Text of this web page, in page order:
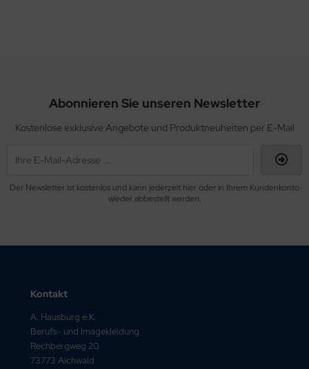
Abonnieren Sie unseren Newsletter
Kostenlose exklusive Angebote und Produktneuheiten per E-Mail
Der Newsletter ist kostenlos und kann jederzeit hier oder in Ihrem Kundenkonto
wieder abbestellt werden.
Kontakt
A. Hausburg e.K.
Berufs- und Imagekleidung
Rechbergweg 20
73773 Aichwald